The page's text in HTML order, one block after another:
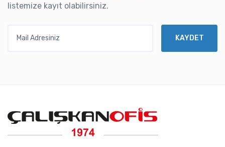
listemize kayıt olabilirsiniz.
KAYDET